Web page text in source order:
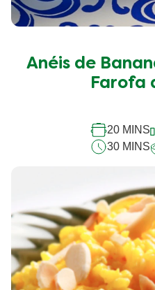
Anéis de
Farofa
20 MINS
30 MINS